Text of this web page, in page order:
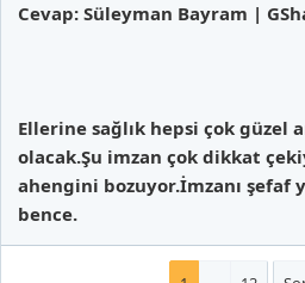
Cevap: Süleyman Bayram |
Ellerine sağlık hepsi çok güzel
olacak.Şu imzan çok dikkat
ahengini bozuyor.İmzanı şefaf
bence.